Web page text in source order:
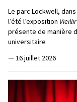
Le parc Lockwell,
l’été l’exposition
présente de manière
universitaire
— 16 juillet 2026